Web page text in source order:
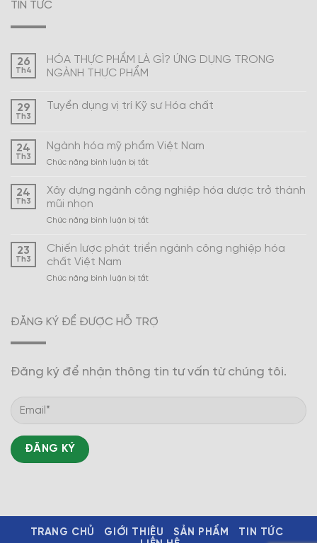
TIN TỨC
26
Th4
HÓA THỰC PHẨM LÀ GÌ? ỨNG DỤNG TRONG
NGÀNH THỰC PHẨM
29
Th3
Tuyển dụng vị trí Kỹ sư Hóa chất
24
Th3
Ngành hóa mỹ phẩm Việt Nam
Chức năng bình luận bị tắtở
mỹ
Việt
24
Th3
Xây dựng ngành công nghiệp hóa dược trở thành
mũi nhọn
Chức năng bình luận bị tắtở
dựng
ngành
nghiệp
trở
thành
23
Th3
Chiến lược phát triển ngành công nghiệp hóa
chất Việt Nam
Chức năng bình luận bị tắtở
triển
hóa
Việt
ĐĂNG KÝ ĐỂ ĐƯỢC HỖ TRỢ
Đăng ký để nhận thông tin tư vấn từ chúng tôi.
TRANG CHỦ GIỚI THIỆU SẢN PHẨM
TIN TỨC